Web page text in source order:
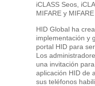
iCLASS Seos,
MIFARE y MIFARE
HID Global ha
implementación y
portal HID para
Los
una invitación
aplicación HID de
sus teléfonos